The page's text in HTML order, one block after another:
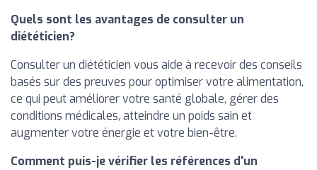
Quels sont les avantages de consulter un
diététicien?
Consulter un diététicien vous aide à recevoir des conseils
basés sur des preuves pour optimiser votre alimentation,
ce qui peut améliorer votre santé globale, gérer des
conditions médicales, atteindre un poids sain et
augmenter votre énergie et votre bien-être.
Comment puis-je vérifier les références d'un